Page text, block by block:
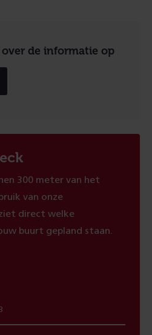
de informatie op
300 meter van het
van onze
direct welke
buurt gepland staan.